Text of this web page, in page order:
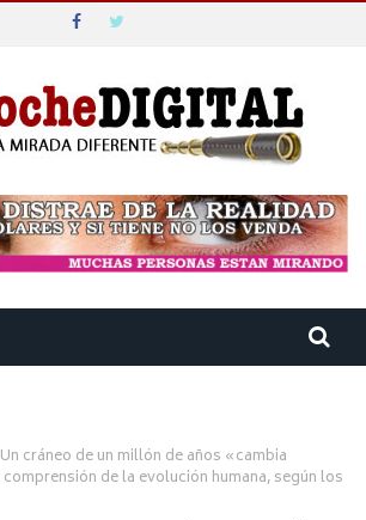
Un cráneo de un millón de años «cambia
de la evolución humana, según los